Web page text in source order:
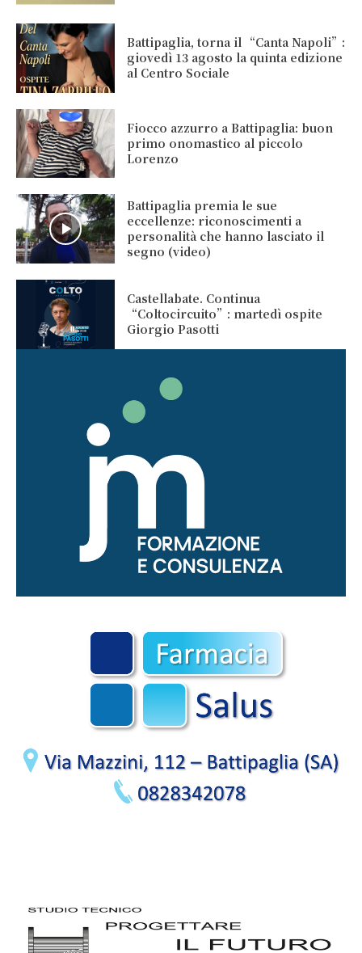
Battipaglia, torna il “Canta Napoli”:
giovedì 13 agosto la quinta edizione
al Centro Sociale
Fiocco azzurro a Battipaglia: buon
primo onomastico al piccolo
Lorenzo
Battipaglia premia le sue
eccellenze: riconoscimenti a
personalità che hanno lasciato il
segno (video)
Castellabate. Continua
“Coltocircuito”: martedì ospite
Giorgio Pasotti